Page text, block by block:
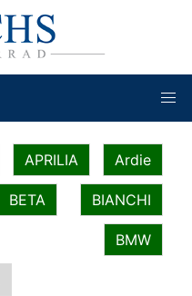
APRILIA Ardie
BETA BIANCHI
BMW